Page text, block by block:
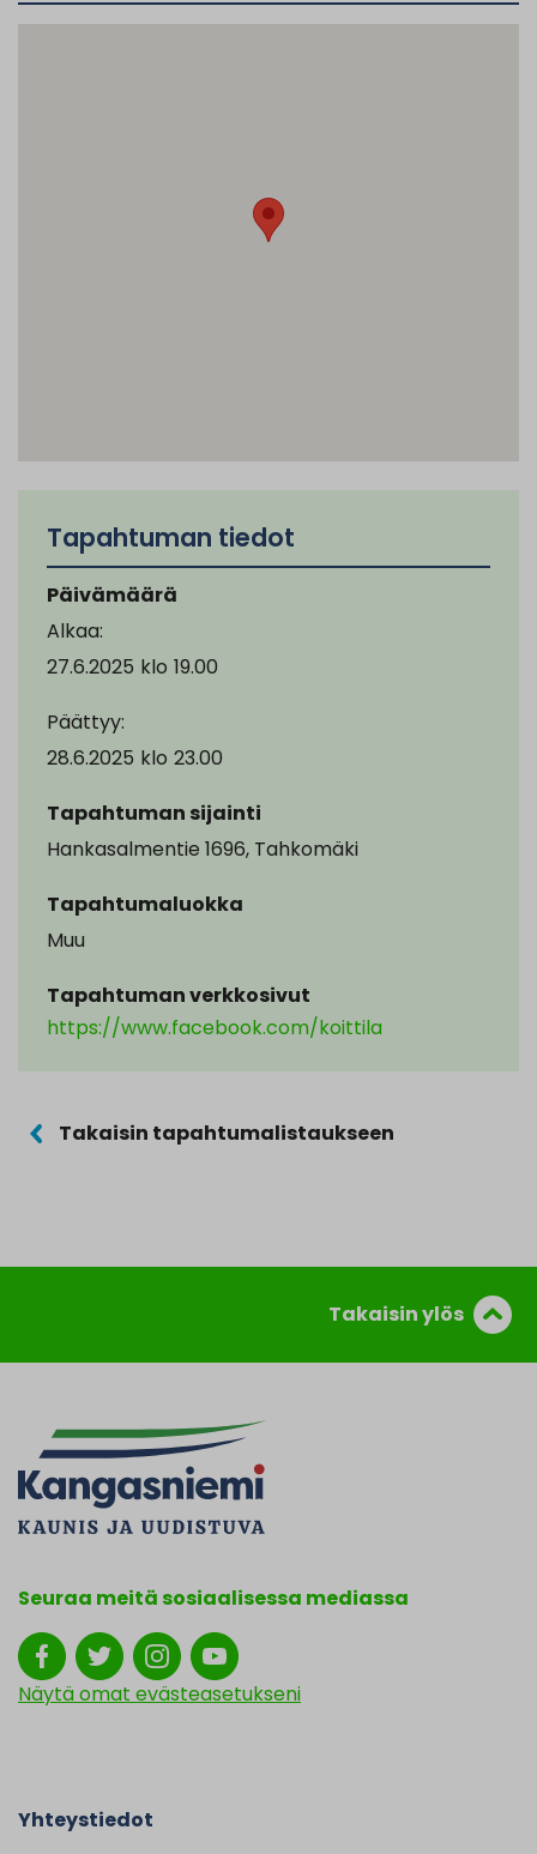
Tapahtuman tiedot
Päivämäärä
Alkaa:
27.6.2025 klo 19.00
Päättyy:
28.6.2025 klo 23.00
Tapahtuman sijainti
Hankasalmentie 1696, Tahkomäki
Tapahtumaluokka
Muu
Tapahtuman verkkosivut
https://www.facebook.com/koittila
Takaisin tapahtumalistaukseen
Takaisin ylös
Seuraa meitä sosiaalisessa mediassa
Näytä omat evästeasetukseni
Yhteystiedot